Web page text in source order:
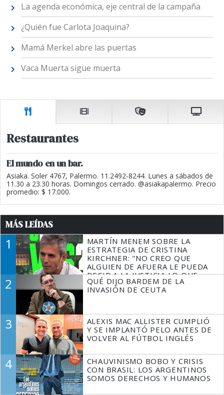
La agenda económica, eje central de la campaña
¿Quién fue Carlota Joaquina?
Mamá Merkel abre las puertas
Vaca Muerta sigue muerta
Restaurantes
El mundo en un bar.
Asiaka. Soler 4767, Palermo. 11.2492-8244. Lunes a sábados de
11.30 a 23.30 horas. Domingos cerrado. @asiakapalermo. Precio
promedio: $ 17.000.
MÁS LEÍDAS
1
MARTÍN MENEM SOBRE LA
ESTRATEGIA DE CRISTINA
KIRCHNER: "NO CREO QUE
ALGUIEN DE AFUERA LE PUEDA
DECIR A LA JUSTICIA LO QUE
TIENE QUE HACER"
2
QUÉ DIJO BARDEM DE LA
INVASIÓN DE CEUTA
3
ALEXIS MAC ALLISTER CUMPLIÓ
Y SE IMPLANTÓ PELO ANTES DE
VOLVER AL FÚTBOL INGLÉS
4
CHAUVINISMO BOBO Y CRISIS
CON BRASIL: LOS ARGENTINOS
SOMOS DERECHOS Y HUMANOS